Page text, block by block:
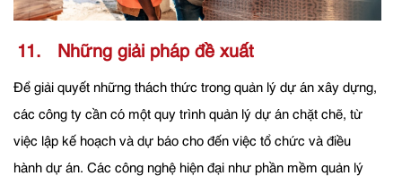
11. Những giải pháp đề xuất
Để giải quyết những thách thức trong quản lý dự án xây dựng,
các công ty cần có một quy trình quản lý dự án chặt chẽ, từ
việc lập kế hoạch và dự báo cho đến việc tổ chức và điều
hành dự án. Các công nghệ hiện đại như phần mềm quản lý